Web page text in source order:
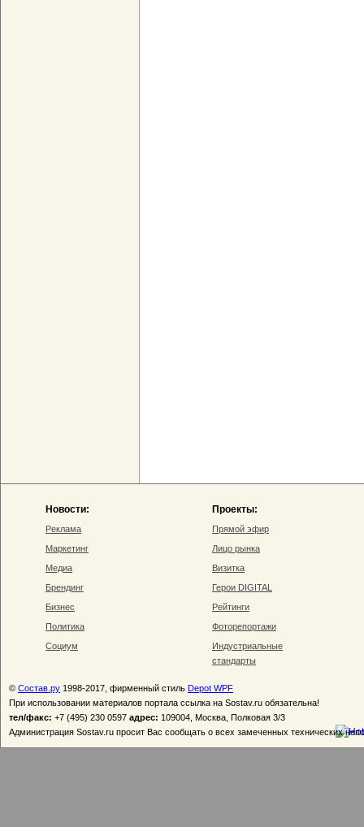
Новости:
Реклама
Маркетинг
Медиа
Брендинг
Бизнес
Политика
Социум
Проекты:
Прямой эфир
Лицо рынка
Визитка
Герои DIGITAL
Рейтинги
Фоторепортажи
Индустриальные
стандарты
© Состав.ру 1998-2017, фирменный стиль Depot WPF
При использовании материалов портала ссылка на Sostav.ru обязательна!
тел/факс: +7 (495) 230 0597 адрес: 109004, Москва, Полковая 3/3
Администрация Sostav.ru просит Вас сообщать о всех замеченных технических